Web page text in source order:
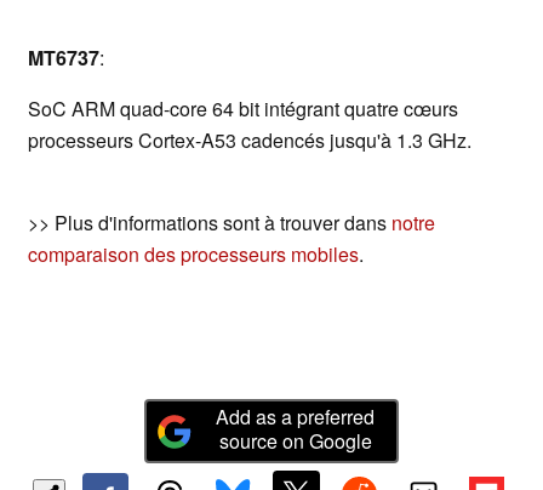
MT6737:
SoC ARM quad-core 64 bit intégrant quatre cœurs
processeurs Cortex-A53 cadencés jusqu'à 1.3 GHz.
>> Plus d'informations sont à trouver dans notre
comparaison des processeurs mobiles.
Add as a preferred
source on Google